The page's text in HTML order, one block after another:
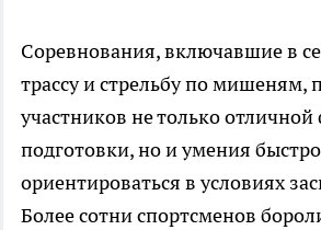
Соревнования, включавшие в
трассу и стрельбу по мишеням,
участников не только
подготовки, но и умения быстро
ориентироваться в условиях
Более сотни спортсменов